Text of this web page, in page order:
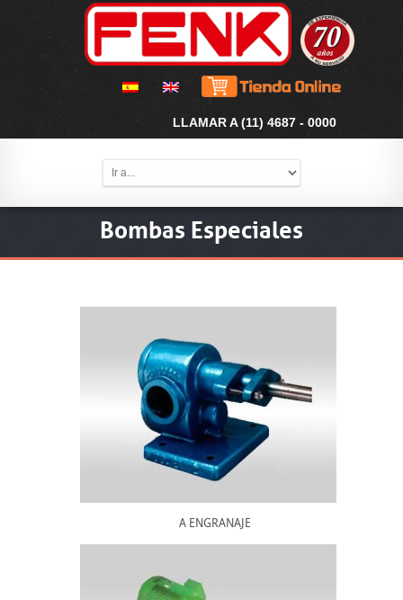
LLAMAR A (11) 4687 - 0000
Bombas Especiales
A ENGRANAJE